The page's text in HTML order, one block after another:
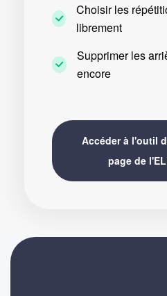
Choisir les
librement
Supprimer les
encore
Accéder à l'outil
page de